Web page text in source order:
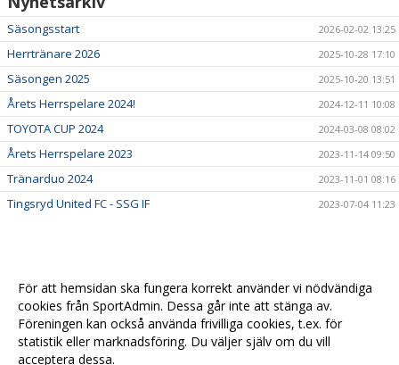
Säsongsstart 2026-02-02 13:25
Herrtränare 2026 2025-10-28 17:10
Säsongen 2025 2025-10-20 13:51
Årets Herrspelare 2024! 2024-12-11 10:08
TOYOTA CUP 2024 2024-03-08 08:02
Årets Herrspelare 2023 2023-11-14 09:50
Tränarduo 2024 2023-11-01 08:16
Tingsryd United FC - SSG IF 2023-07-04 11:23
För att hemsidan ska fungera korrekt använder vi nödvändiga
cookies från SportAdmin. Dessa går inte att stänga av.
Föreningen kan också använda frivilliga cookies, t.ex. för
statistik eller marknadsföring. Du väljer själv om du vill
acceptera dessa.